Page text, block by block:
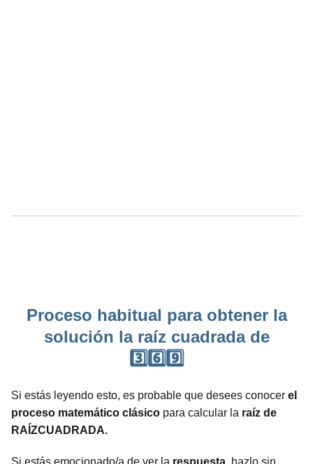
Proceso habitual para obtener la
solución la raíz cuadrada de
3️⃣6️⃣9️⃣
Si estás leyendo esto, es probable que desees conocer el
proceso matemático clásico para calcular la raíz de
RAÍZCUADRADA.
Si estás emocionado/a de ver la respuesta, hazlo sin